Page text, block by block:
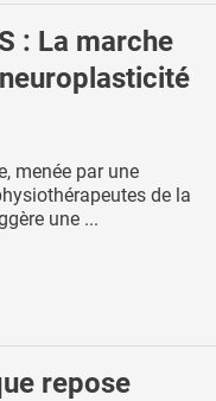
: La marche
menée par une
de la
une ...
repose